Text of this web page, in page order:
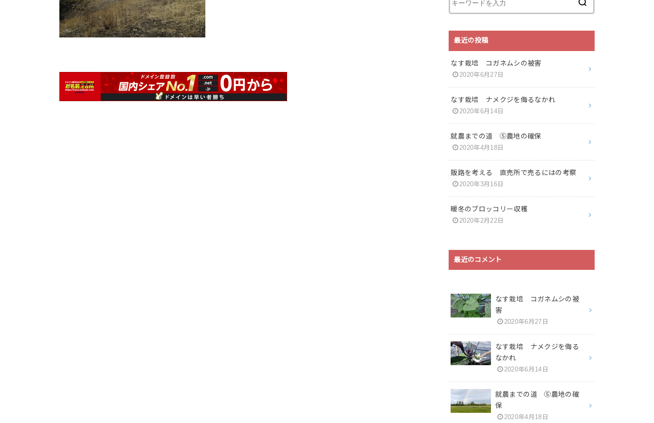
最近の投稿
なす栽培 コガネムシの被害
2020年6月27日
なす栽培 ナメクジを侮るなかれ
2020年6月14日
就農までの道 ⑤農地の確保
2020年4月18日
販路を考える 直売所で売るにはの考察
2020年3月16日
暖冬のブロッコリー収穫
2020年2月22日
最近のコメント
なす栽培 コガネムシの被
害
2020年6月27日
なす栽培 ナメクジを侮る
なかれ
2020年6月14日
就農までの道 ⑤農地の確
保
2020年4月18日